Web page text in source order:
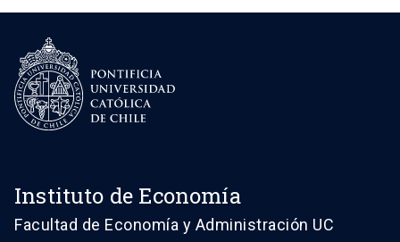
Instituto de Economía
Facultad de Economía y Administración UC